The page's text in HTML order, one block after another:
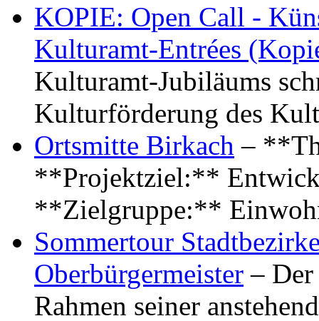
KOPIE: Open Call -
Kulturamt-Entrées
Kulturamt-Jubiläums
Kulturförderung des
Ortsmitte Birkach –
**Projektziel:**
**Zielgruppe:**
Sommertour
Oberbürgermeister –
Rahmen seiner